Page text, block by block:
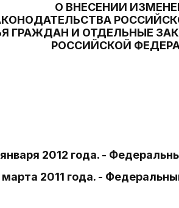
О ВНЕСЕНИИ
ГРАЖДАН И ОТДЕЛЬНЫЕ
РОССИЙСКОЙ
2012 года. -
2011 года. -